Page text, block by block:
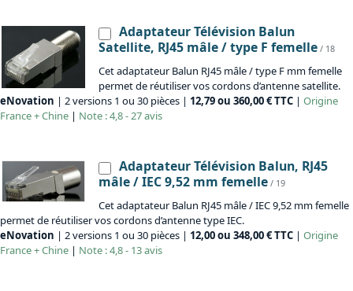
Adaptateur Télévision Balun
Satellite, RJ45 mâle / type F femelle / 18
Cet adaptateur Balun RJ45 mâle / type F mm femelle
permet de réutiliser vos cordons d’antenne satellite.
eNovation | 2 versions 1 ou 30 pièces | 12,79 ou 360,00 € TTC | Origine
France + Chine | Note : 4,8 - 27 avis
Adaptateur Télévision Balun, RJ45
mâle / IEC 9,52 mm femelle / 19
Cet adaptateur Balun RJ45 mâle / IEC 9,52 mm femelle
permet de réutiliser vos cordons d’antenne type IEC.
eNovation | 2 versions 1 ou 30 pièces | 12,00 ou 348,00 € TTC | Origine
France + Chine | Note : 4,8 - 13 avis